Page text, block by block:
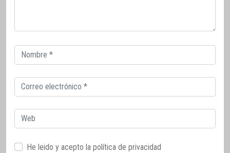
Correo
electrónico
Correo
electrónico
Web
He leido y acepto la política de privacidad